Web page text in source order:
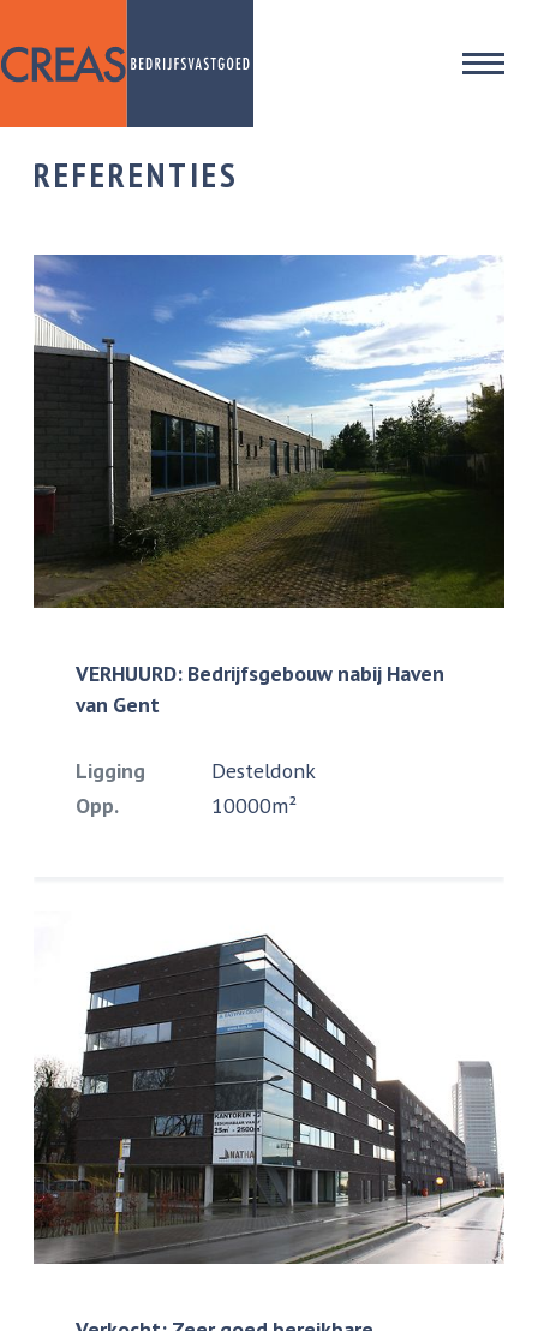
REFERENTIES
VERHUURD: Bedrijfsgebouw nabij Haven
van Gent
Ligging
Desteldonk
Opp.
10000m²